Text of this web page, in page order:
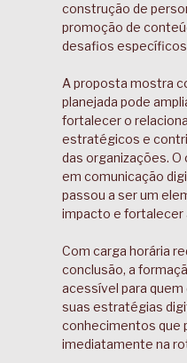
construção de
promoção de
desafios
A proposta mostra
planejada pode
fortalecer o
estratégicos e
das organizações.
em comunicação
passou a ser um
impacto e fortalecer
Com carga horária
conclusão, a
acessível para
suas estratégias
conhecimentos que
imediatamente na